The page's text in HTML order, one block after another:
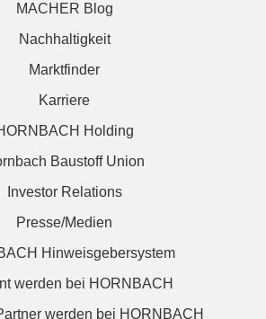
MACHER Blog
Nachhaltigkeit
Marktfinder
Karriere
Holding
Baustoff Union
Investor Relations
Presse/Medien
Hinweisgebersystem
werden bei HORNBACH
werden bei HORNBACH